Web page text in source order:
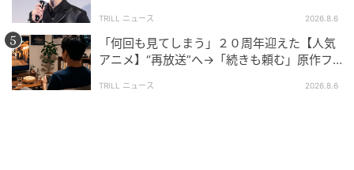
TRILL ニュース 2026.8.6
「何回も見てしまう」２０周年迎えた【人気
アニメ】“再放送”へ→「続きも頼む」原作フ
TRILL ニュース 2026.8.6